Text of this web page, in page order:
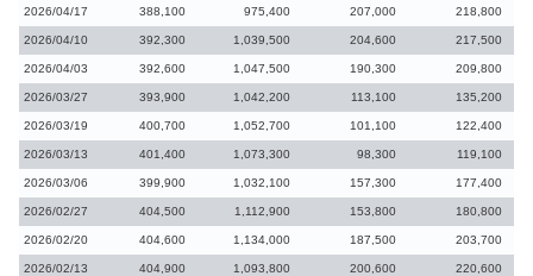
2026/04/17 388,100 975,400 207,000 218,800
2026/04/10 392,300 1,039,500 204,600 217,500
2026/04/03 392,600 1,047,500 190,300 209,800
2026/03/27 393,900 1,042,200 113,100 135,200
2026/03/19 400,700 1,052,700 101,100 122,400
2026/03/13 401,400 1,073,300 98,300 119,100
2026/03/06 399,900 1,032,100 157,300 177,400
2026/02/27 404,500 1,112,900 153,800 180,800
2026/02/20 404,600 1,134,000 187,500 203,700
2026/02/13 404,900 1,093,800 200,600 220,600